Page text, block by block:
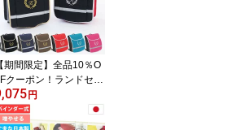
反射テープ イニシャル
カスタマイズ おしゃれ
シンプル 日本製
【期間限定】全品10％O
クーポン！ランドセル
バー 男の子 防水 撥水
特大ポケットで大容量
ージ イニシャル 葉
円